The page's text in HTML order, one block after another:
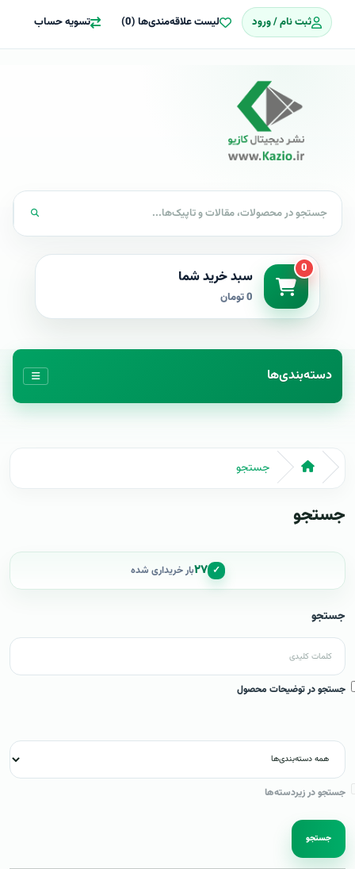
ثبت نام / ورود لیست علاقه‌مندی‌ها (0) تسویه حساب
0 سبد خرید شما
0 تومان
دسته‌بندی‌ها
جستجو
جستجو
✓ ۲۷بار خریداری شده
جستجو
جستجو در توضیحات محصول
جستجو در زیردسته‌ها
جستجو